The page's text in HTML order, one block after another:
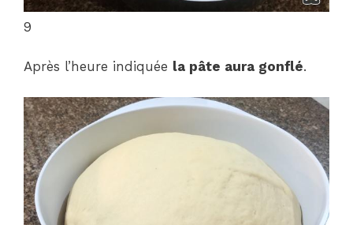
9
Après l’heure indiquée la pâte aura gonflé.